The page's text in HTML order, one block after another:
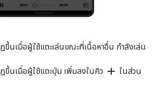
ฏขึ้นเมื่อผู้ใช้แตะเล่นขณะที่เนื้อหาอื่น กำลังเล่น
ฏขึ้นเมื่อผู้ใช้แตะปุ่ม เพิ่มลงในคิว add ในส่วน